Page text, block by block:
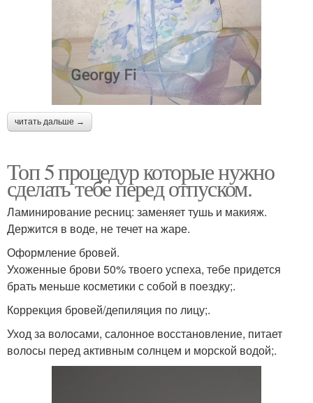
читать дальше →
Топ 5 процедур которые нужно
сделать тебе перед отпуском.
Ламинирование ресниц: заменяет тушь и макияж.
Держится в воде, не течет на жаре.
Оформление бровей.
Ухоженные брови 50% твоего успеха, тебе придется
брать меньше косметики с собой в поездку;.
Коррекция бровей/депиляция по лицу;.
Уход за волосами, салонное восстановление, питает
волосы перед активным солнцем и морской водой;.